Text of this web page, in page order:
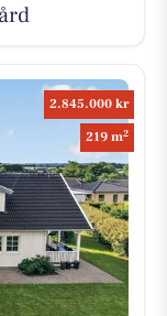
2.845.000 kr
219 m2